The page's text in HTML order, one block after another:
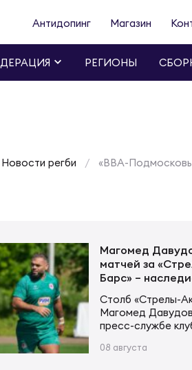
Антидопинг Магазин
РЕГИОНЫ
Новости регби «ВВА-
Магомед
матчей за
Барс» –
спустя годы»
Столб «Стрелы-
Магомед
пресс-службе
100-м матче за
08 августа